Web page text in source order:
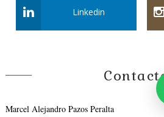
Linkedin
Marcel Alejandro Pazos Peralta
💬 Quiero consultar por WhatsaApp